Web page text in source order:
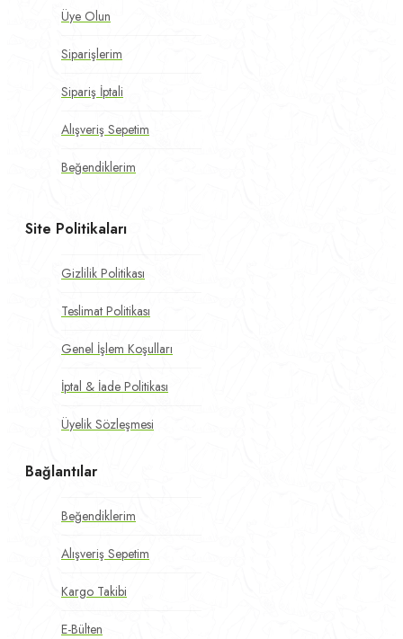
Üye Olun
Siparişlerim
Sipariş İptali
Alışveriş Sepetim
Beğendiklerim
Site Politikaları
Gizlilik Politikası
Teslimat Politikası
Genel İşlem Koşulları
İptal & İade Politikası
Üyelik Sözleşmesi
Bağlantılar
Beğendiklerim
Alışveriş Sepetim
Kargo Takibi
E-Bülten